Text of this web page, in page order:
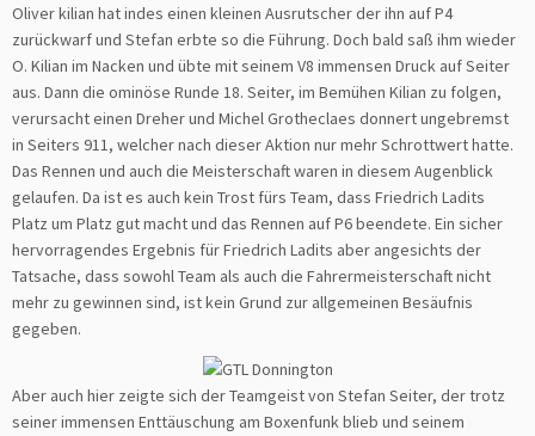
Oliver kilian hat indes einen kleinen Ausrutscher der ihn auf P4
zurückwarf und Stefan erbte so die Führung. Doch bald saß ihm wieder
O. Kilian im Nacken und übte mit seinem V8 immensen Druck auf Seiter
aus. Dann die ominöse Runde 18. Seiter, im Bemühen Kilian zu folgen,
verursacht einen Dreher und Michel Grotheclaes donnert ungebremst
in Seiters 911, welcher nach dieser Aktion nur mehr Schrottwert hatte.
Das Rennen und auch die Meisterschaft waren in diesem Augenblick
gelaufen. Da ist es auch kein Trost fürs Team, dass Friedrich Ladits
Platz um Platz gut macht und das Rennen auf P6 beendete. Ein sicher
hervorragendes Ergebnis für Friedrich Ladits aber angesichts der
Tatsache, dass sowohl Team als auch die Fahrermeisterschaft nicht
mehr zu gewinnen sind, ist kein Grund zur allgemeinen Besäufnis
gegeben.
Aber auch hier zeigte sich der Teamgeist von Stefan Seiter, der trotz
seiner immensen Enttäuschung am Boxenfunk blieb und seinem